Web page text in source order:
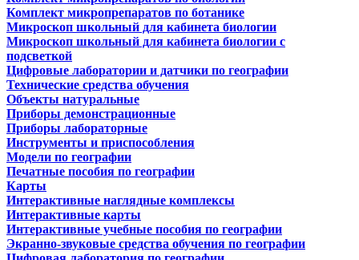
Комплект микропрепаратов по ботанике
Микроскоп школьный для кабинета биологии
Микроскоп школьный для кабинета биологии с
подсветкой
Цифровые лаборатории и датчики по географии
Технические средства обучения
Объекты натуральные
Приборы демонстрационные
Приборы лабораторные
Инструменты и приспособления
Модели по географии
Печатные пособия по географии
Карты
Интерактивные наглядные комплексы
Интерактивные карты
Интерактивные учебные пособия по географии
Экранно-звуковые средства обучения по географии